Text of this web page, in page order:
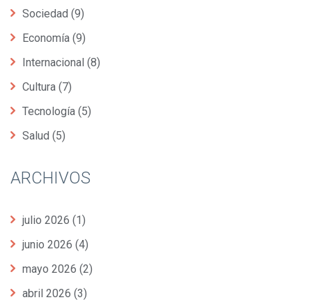
Sociedad (9)
Economía (9)
Internacional (8)
Cultura (7)
Tecnología (5)
Salud (5)
ARCHIVOS
julio 2026 (1)
junio 2026 (4)
mayo 2026 (2)
abril 2026 (3)